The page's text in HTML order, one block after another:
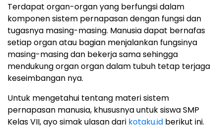
Terdapat organ-organ yang berfungsi dalam
komponen sistem pernapasan dengan fungsi dan
tugasnya masing-masing. Manusia dapat bernafas
setiap organ atau bagian menjalankan fungsinya
masing-masing dan bekerja sama sehingga
mendukung organ organ dalam tubuh tetap terjaga
keseimbangan nya.
Untuk mengetahui tentang materi sistem
pernapasan manusia, khususnya untuk siswa SMP
Kelas VII, ayo simak ulasan dari kotaku.id berikut ini.